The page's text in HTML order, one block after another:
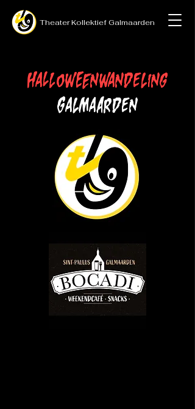
TheaterKollektief Galmaarden
Halloweenwandeling
Galmaarden